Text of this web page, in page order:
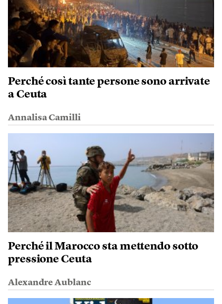
Perché così tante persone sono arrivate
a Ceuta
Annalisa Camilli
Perché il Marocco sta mettendo sotto
pressione Ceuta
Alexandre Aublanc